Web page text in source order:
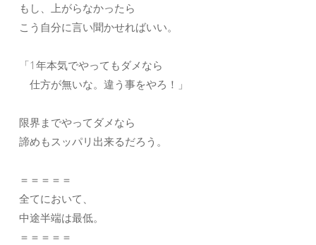
もし、上がらなかったら
こう自分に言い聞かせればいい。
「1年本気でやってもダメなら
仕方が無いな。違う事をやろ！」
限界までやってダメなら
諦めもスッパリ出来るだろう。
＝＝＝＝＝
全てにおいて、
中途半端は最低。
＝＝＝＝＝